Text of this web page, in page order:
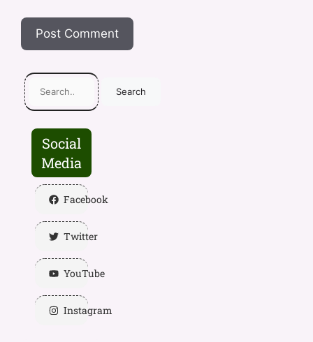
Search
Social
Media
Facebook
Twitter
YouTube
Instagram